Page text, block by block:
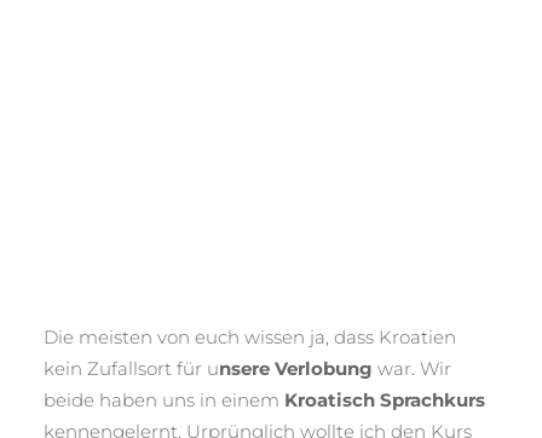
Die meisten von euch wissen ja, dass Kroatien
kein Zufallsort für unsere Verlobung war. Wir
beide haben uns in einem Kroatisch Sprachkurs
kennengelernt. Urprünglich wollte ich den Kurs